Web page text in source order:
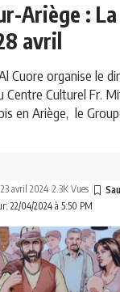
Ariège :
avril
Cuore organise le
Centre Culturel Fr.
en Ariège, le
22/04/2024 à 5:50 PM
avril 2024 2.3K Vues